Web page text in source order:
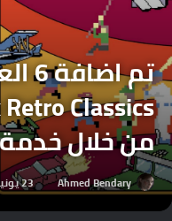
تم
من خلال
Ahmed Bendary 23 يونيو، 2025